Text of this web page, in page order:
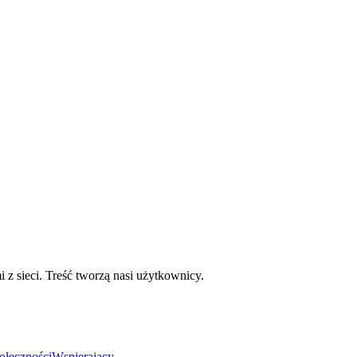
z sieci. Treść tworzą nasi użytkownicy.